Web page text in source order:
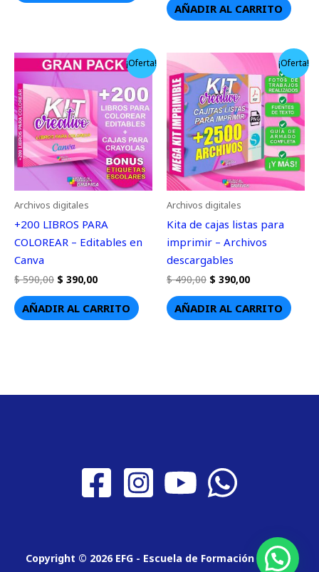
AÑADIR AL CARRITO
¡Oferta!
Archivos digitales
+200 LIBROS PARA
COLOREAR – Editables en
Canva
$590,00
El
precio
original
era:
$ 590,00.
$ 390,00
El
precio
es:
$ 390,00.
AÑADIR AL CARRITO
¡Oferta!
Archivos digitales
Kita de cajas listas para
imprimir – Archivos
descargables
$490,00
El
precio
original
era:
$ 490,00.
$ 390,00
precio
actual
es:
$ 390,00.
AÑADIR AL CARRITO
Copyright © 2026 EFG - Escuela de Formación Gráfica